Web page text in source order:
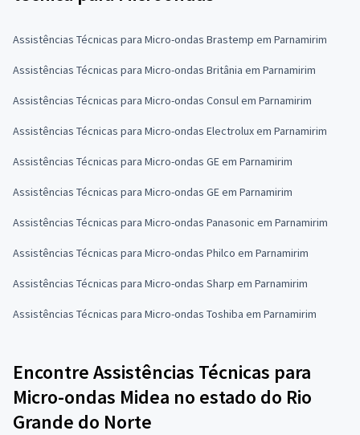
Assistências Técnicas para Micro-ondas Brastemp em Parnamirim
Assistências Técnicas para Micro-ondas Britânia em Parnamirim
Assistências Técnicas para Micro-ondas Consul em Parnamirim
Assistências Técnicas para Micro-ondas Electrolux em Parnamirim
Assistências Técnicas para Micro-ondas GE em Parnamirim
Assistências Técnicas para Micro-ondas GE em Parnamirim
Assistências Técnicas para Micro-ondas Panasonic em Parnamirim
Assistências Técnicas para Micro-ondas Philco em Parnamirim
Assistências Técnicas para Micro-ondas Sharp em Parnamirim
Assistências Técnicas para Micro-ondas Toshiba em Parnamirim
Encontre Assistências Técnicas para
Micro-ondas Midea no estado do Rio
Grande do Norte